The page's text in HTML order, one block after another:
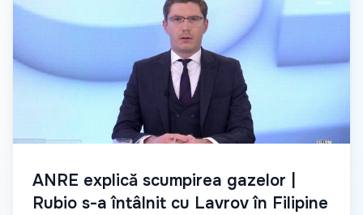
ANRE explică scumpirea gazelor |
Rubio s-a întâlnit cu Lavrov în Filipine